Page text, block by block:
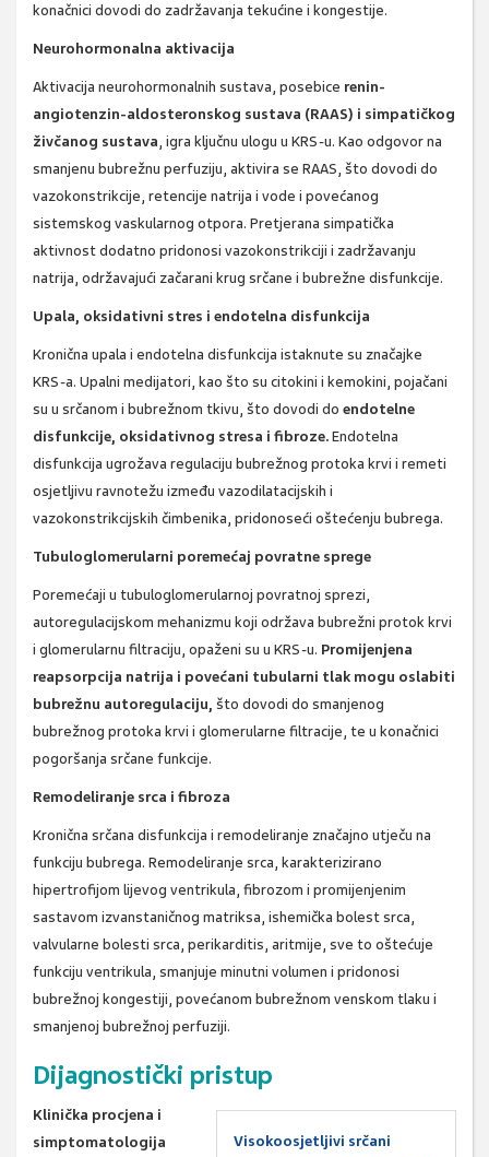
konačnici dovodi do zadržavanja tekućine i kongestije.
Neurohormonalna aktivacija
Aktivacija neurohormonalnih sustava, posebice renin-
angiotenzin-aldosteronskog sustava (RAAS) i simpatičkog
živčanog sustava, igra ključnu ulogu u KRS-u. Kao odgovor na
smanjenu bubrežnu perfuziju, aktivira se RAAS, što dovodi do
vazokonstrikcije, retencije natrija i vode i povećanog
sistemskog vaskularnog otpora. Pretjerana simpatička
aktivnost dodatno pridonosi vazokonstrikciji i zadržavanju
natrija, održavajući začarani krug srčane i bubrežne disfunkcije.
Upala, oksidativni stres i endotelna disfunkcija
Kronična upala i endotelna disfunkcija istaknute su značajke
KRS-a. Upalni medijatori, kao što su citokini i kemokini, pojačani
su u srčanom i bubrežnom tkivu, što dovodi do endotelne
disfunkcije, oksidativnog stresa i fibroze.Endotelna
disfunkcija ugrožava regulaciju bubrežnog protoka krvi i remeti
osjetljivu ravnotežu između vazodilatacijskih i
vazokonstrikcijskih čimbenika, pridonoseći oštećenju bubrega.
Tubuloglomerularni poremećaj povratne sprege
Poremećaji u tubuloglomerularnoj povratnoj sprezi,
autoregulacijskom mehanizmu koji održava bubrežni protok krvi
i glomerularnu filtraciju, opaženi su u KRS-u. Promijenjena
reapsorpcija natrija i povećani tubularni tlak mogu oslabiti
bubrežnu autoregulaciju, što dovodi do smanjenog
bubrežnog protoka krvi i glomerularne filtracije, te u konačnici
pogoršanja srčane funkcije.
Remodeliranje srca i fibroza
Kronična srčana disfunkcija i remodeliranje značajno utječu na
funkciju bubrega. Remodeliranje srca, karakterizirano
hipertrofijom lijevog ventrikula, fibrozom i promijenjenim
sastavom izvanstaničnog matriksa, ishemička bolest srca,
valvularne bolesti srca, perikarditis, aritmije, sve to oštećuje
funkciju ventrikula, smanjuje minutni volumen i pridonosi
bubrežnoj kongestiji, povećanom bubrežnom venskom tlaku i
smanjenoj bubrežnoj perfuziji.
Dijagnostički pristup
Visokoosjetljivi srčani
Klinička procjena i
simptomatologija